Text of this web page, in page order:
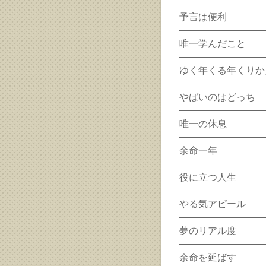
予言は便利
唯一学んだこと
ゆく年くる年くり
やばいのはどっち
唯一の休息
余命一年
役に立つ人生
やる気アピール
夢のリアル度
余命を延ばす